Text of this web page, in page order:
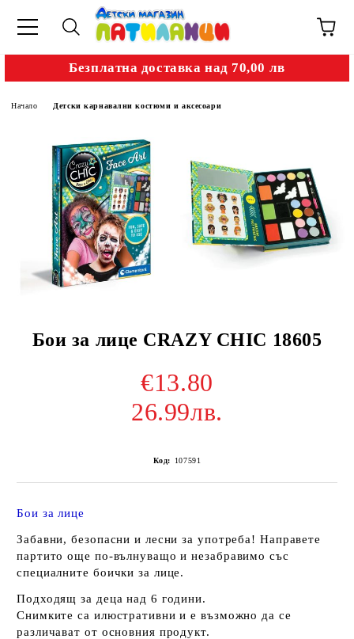
Безплатна доставка над 70,00 лв
Начало Детски карнавални костюми и аксесоари
Бои за лице CRAZY CHIC 18605
€13.80
26.99лв.
Код: 107591
Бои за лице
Забавни, безопасни и лесни за употреба! Направете
партито още по-вълнуващо и незабравимо със
специалните боички за лице.
Подходящ за деца над 6 години.
Снимките са илюстративни и е възможно да се
различават от основния продукт.